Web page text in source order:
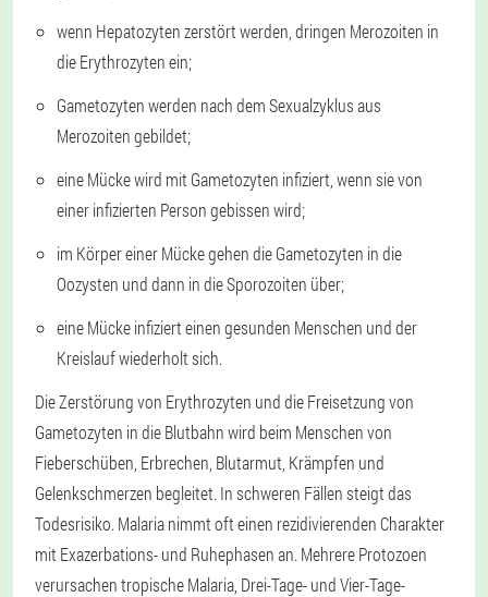
wenn Hepatozyten zerstört werden, dringen Merozoiten in
die Erythrozyten ein;
Gametozyten werden nach dem Sexualzyklus aus
Merozoiten gebildet;
eine Mücke wird mit Gametozyten infiziert, wenn sie von
einer infizierten Person gebissen wird;
im Körper einer Mücke gehen die Gametozyten in die
Oozysten und dann in die Sporozoiten über;
eine Mücke infiziert einen gesunden Menschen und der
Kreislauf wiederholt sich.
Die Zerstörung von Erythrozyten und die Freisetzung von
Gametozyten in die Blutbahn wird beim Menschen von
Fieberschüben, Erbrechen, Blutarmut, Krämpfen und
Gelenkschmerzen begleitet. In schweren Fällen steigt das
Todesrisiko. Malaria nimmt oft einen rezidivierenden Charakter
mit Exazerbations- und Ruhephasen an. Mehrere Protozoen
verursachen tropische Malaria, Drei-Tage- und Vier-Tage-